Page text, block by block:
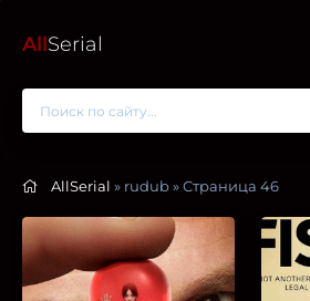
AllSerial
AllSerial » rudub » Страница 46